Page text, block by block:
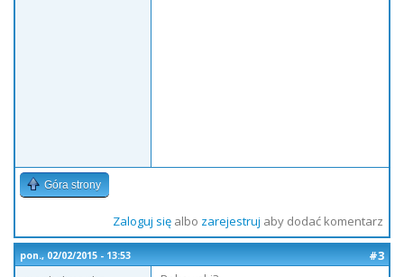
Góra strony
Zaloguj sięalbo zarejestruj aby dodać komentarz
pon., 02/02/2015 - 13:53
#3